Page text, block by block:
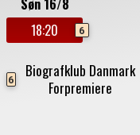
Søn 16/8
18:20
6
6
Biografklub Danmark
Forpremiere